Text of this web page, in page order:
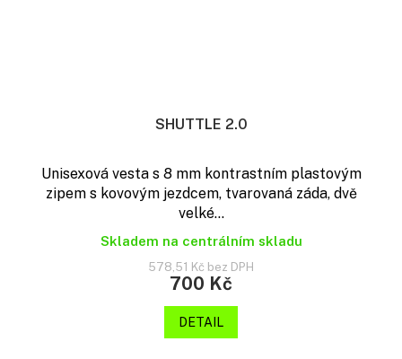
SHUTTLE 2.0
Unisexová vesta s 8 mm kontrastním plastovým
zipem s kovovým jezdcem, tvarovaná záda, dvě
velké...
Skladem na centrálním skladu
578,51 Kč bez DPH
700 Kč
DETAIL